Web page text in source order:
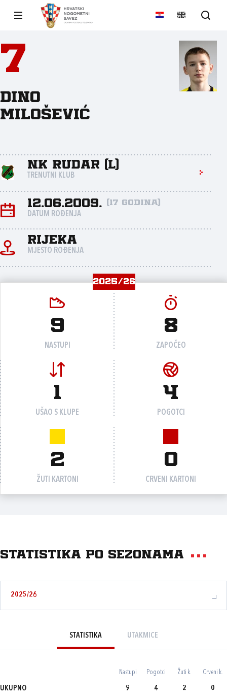
7
Dino
Milošević
NK Rudar (L)
TRENUTNI KLUB
12.06.2009. (17 godina)
DATUM ROĐENJA
Rijeka
MJESTO ROĐENJA
2025/26
9
NASTUPI
8
ZAPOČEO
1
UŠAO S KLUPE
4
POGOTCI
2
ŽUTI KARTONI
0
CRVENI KARTONI
Statistika po sezonama
2025/26
STATISTIKA UTAKMICE
Nastupi Pogotci Žuti k. Crveni k.
UKUPNO 9 4 2 0